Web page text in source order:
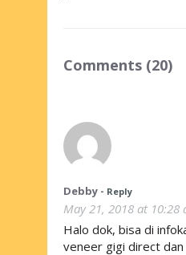
Comments (20)
Debby - Reply
May 21, 2018 at 10:28
Halo dok, bisa di
veneer gigi direct